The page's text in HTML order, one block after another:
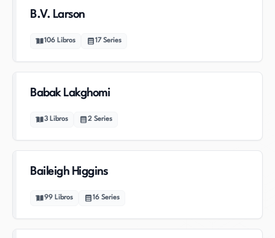
B.V. Larson
106 Libros 17 Series
Babak Lakghomi
3 Libros 2 Series
Baileigh Higgins
99 Libros 16 Series